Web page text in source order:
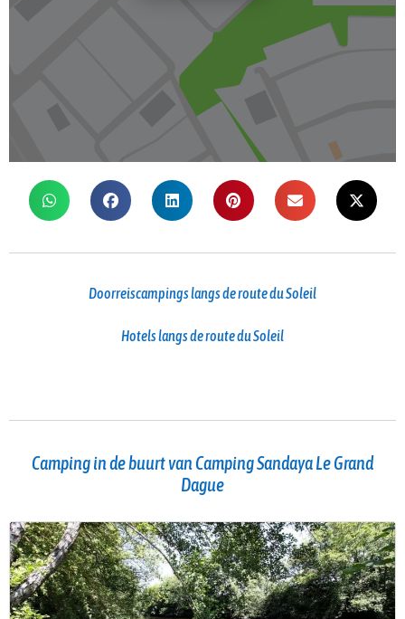
Doorreiscampings langs de route du Soleil
Hotels langs de route du Soleil
Camping in de buurt van Camping Sandaya Le Grand
Dague